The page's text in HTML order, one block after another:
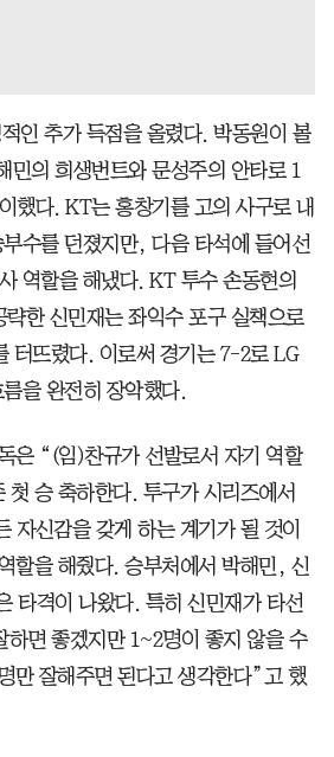
인 추가 득점을 올렸다. 박동원이 볼
민의 희생번트와 문성주의 안타로 1
했다. KT는 홍창기를 고의 사구로 내
수를 던졌지만, 다음 타석에 들어선
역할을 해냈다. KT 투수 손동현의
한 신민재는 좌익수 포구 실책으로
터뜨렸다. 이로써 경기는 7-2로 LG
을 완전히 장악했다.
은 “(임)찬규가 선발로서 자기 역할
첫 승 축하한다. 투구가 시리즈에서
자신감을 갖게 하는 계기가 될 것이
할을 해줬다. 승부처에서 박해민, 신
타격이 나왔다. 특히 신민재가 타선
면 좋겠지만 1~2명이 좋지 않을 수
만 잘해주면 된다고 생각한다”고 했